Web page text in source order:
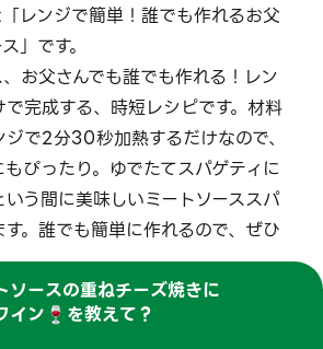
レンジで簡単！誰でも作れるお父
」です。
お父さんでも誰でも作れる！レン
完成する、時短レシピです。材料
で2分30秒加熱するだけなので、
ぴったり。ゆでたてスパゲティに
う間に美味しいミートソーススパ
。誰でも簡単に作れるので、ぜひ
ソースの重ねチーズ焼きに
イン🍷を教えて？